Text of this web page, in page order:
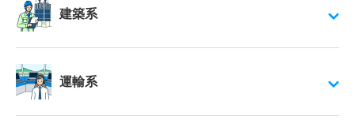
建築系
運輸系